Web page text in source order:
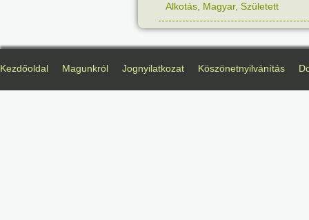
Alkotás Magyar, Született
Kezdőoldal Magunkról Jognyilatkozat Köszönetnyilvánítás